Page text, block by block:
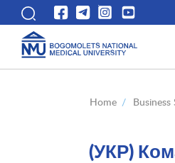
Home /
(УКР)